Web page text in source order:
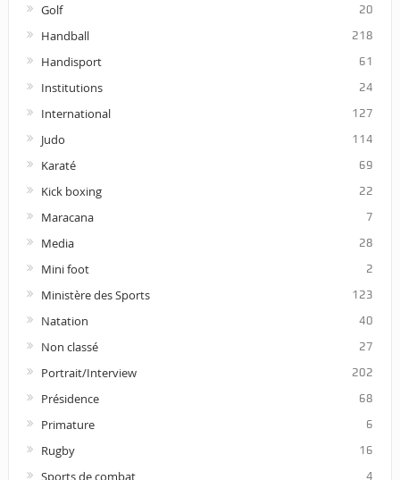
Golf 20
Handball 218
Handisport 61
Institutions 24
International 127
Judo 114
Karaté 69
Kick boxing 22
Maracana 7
Media 28
Mini foot 2
Ministère des Sports 123
Natation 40
Non classé 27
Portrait/Interview 202
Présidence 68
Primature 6
Rugby 16
Sports de combat 4